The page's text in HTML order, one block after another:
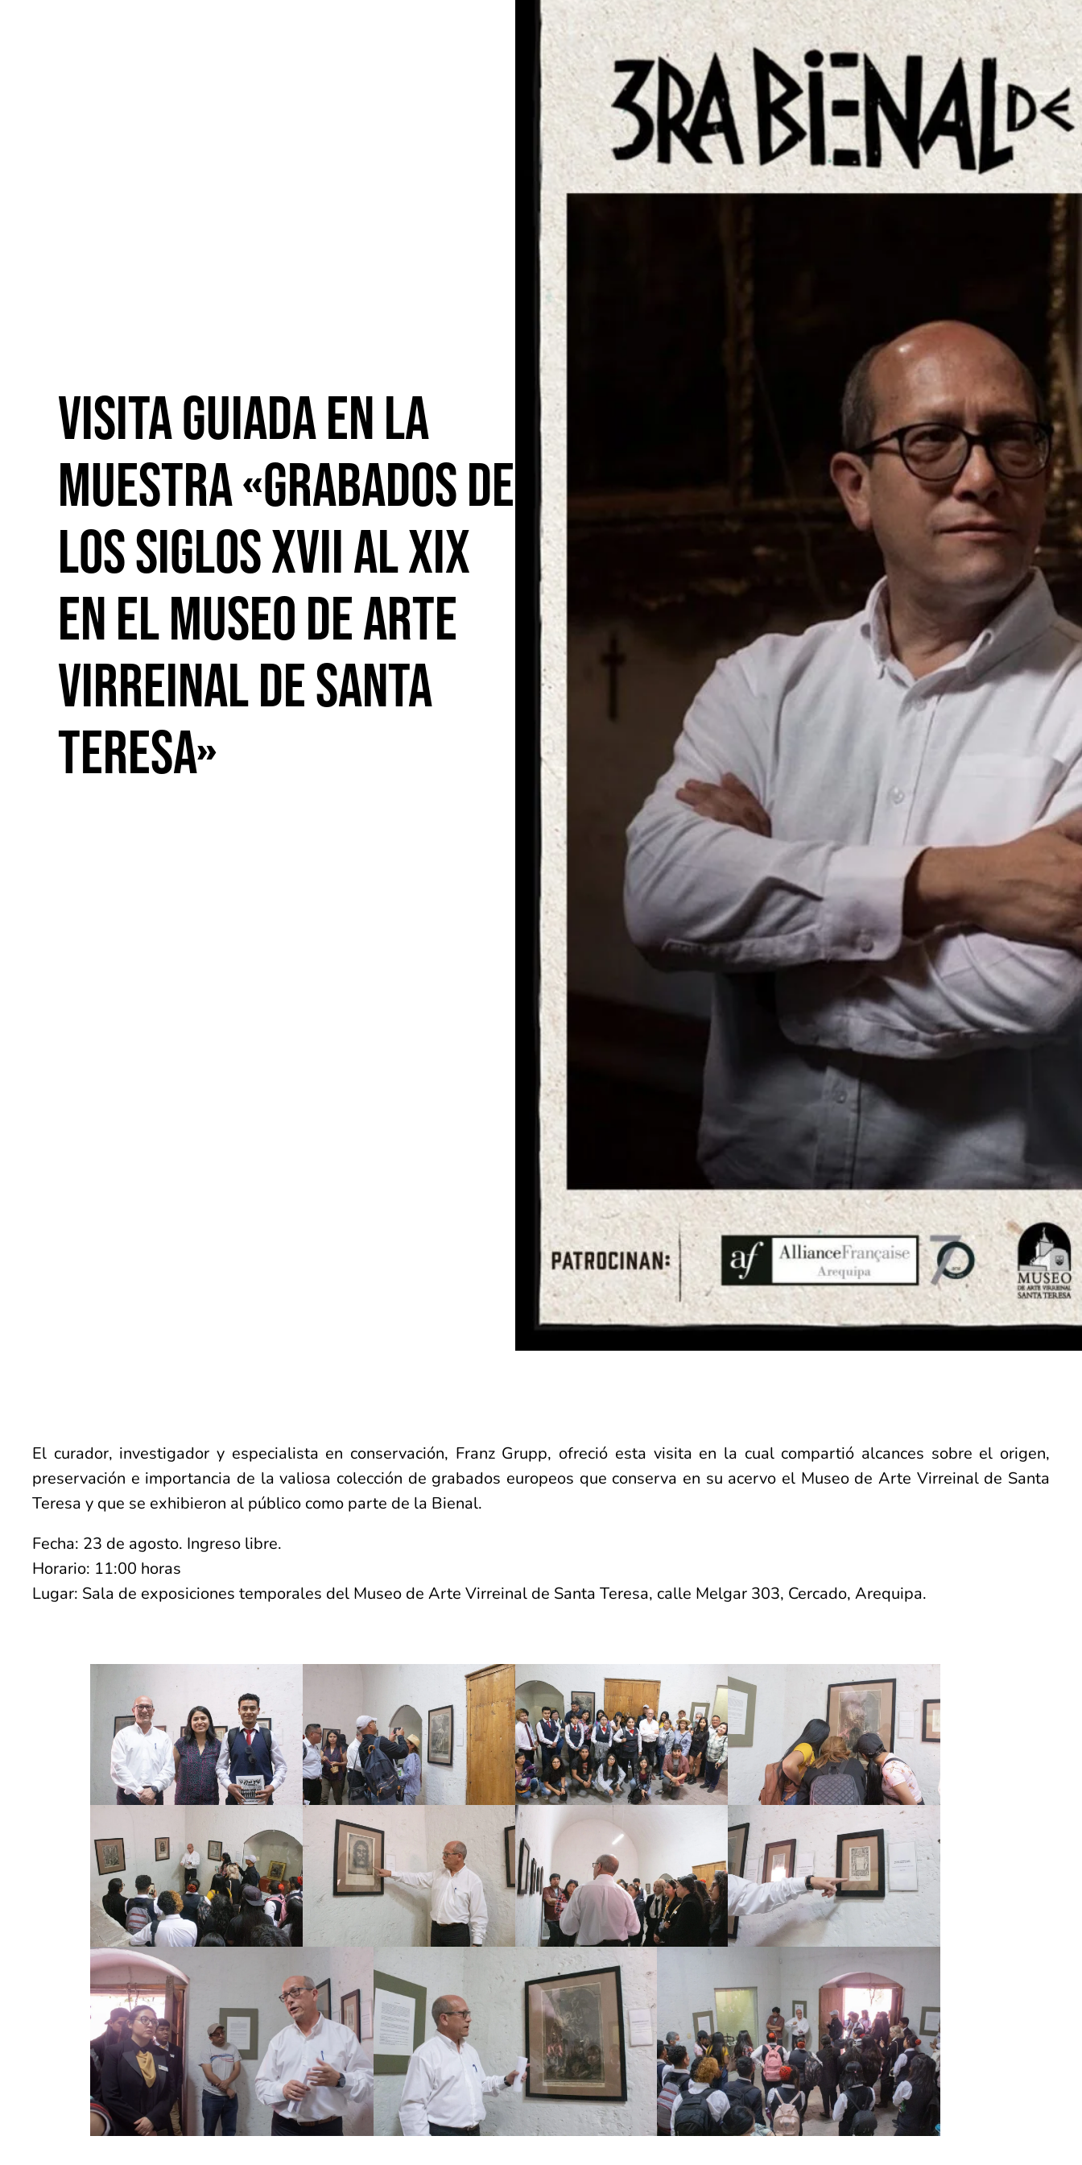
Visita guiada en la
muestra «Grabados de
los siglos XVII al XIX
en el museo de arte
virreinal de Santa
Teresa»
El curador, investigador y especialista en conservación, Franz Grupp, ofreció esta visita en la cual compartió alcances sobre el origen,
preservación e importancia de la valiosa colección de grabados europeos que conserva en su acervo el Museo de Arte Virreinal de Santa
Teresa y que se exhibieron al público como parte de la Bienal.
Fecha: 23 de agosto. Ingreso libre.
Horario: 11:00 horas
Lugar: Sala de exposiciones temporales del Museo de Arte Virreinal de Santa Teresa, calle Melgar 303, Cercado, Arequipa.